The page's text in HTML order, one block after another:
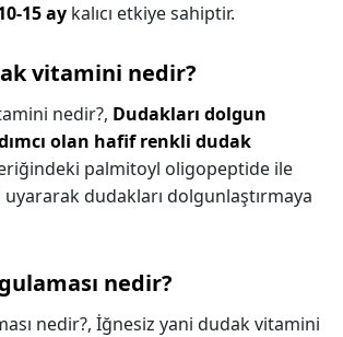
15 ay kalıcı etkiye sahiptir.
vitamini nedir?
nedir?, Dudakları dolgun
olan hafif renkli dudak
palmitoyl oligopeptide ile
dudakları dolgunlaştırmaya
nedir?
nedir?, İğnesiz yani dudak vitamini